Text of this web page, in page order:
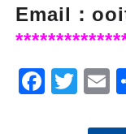
Email：